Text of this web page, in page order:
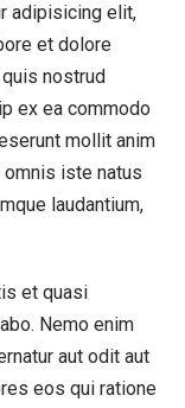
adipisicing elit,
et dolore
quis nostrud
ex ea commodo
mollit anim
iste natus
laudantium,
et quasi
Nemo enim
aut odit aut
eos qui ratione